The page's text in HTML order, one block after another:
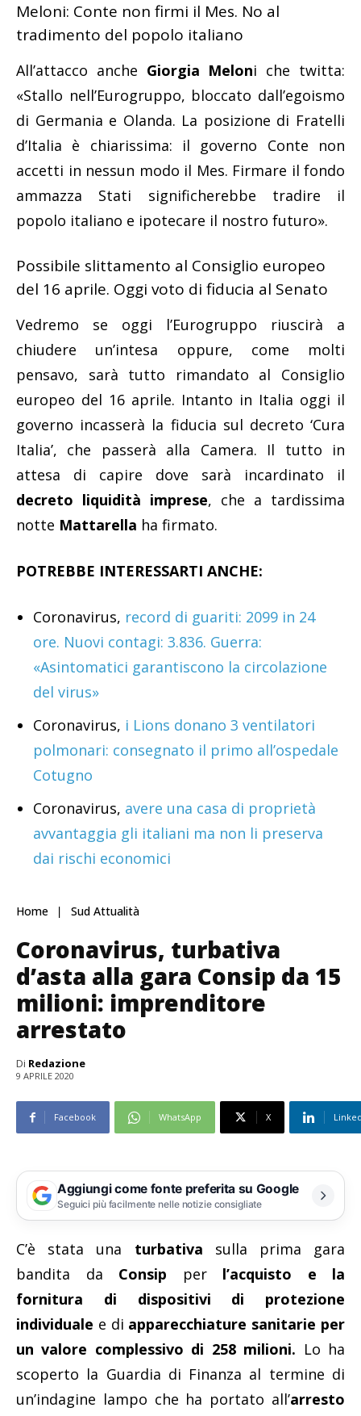
Meloni: Conte non firmi il Mes. No al
tradimento del popolo italiano
All’attacco anche Giorgia Meloni che twitta:
«Stallo nell’Eurogruppo, bloccato dall’egoismo
di Germania e Olanda. La posizione di Fratelli
d’Italia è chiarissima: il governo Conte non
accetti in nessun modo il Mes. Firmare il fondo
ammazza Stati significherebbe tradire il
popolo italiano e ipotecare il nostro futuro».
Possibile slittamento al Consiglio europeo
del 16 aprile. Oggi voto di fiducia al Senato
Vedremo se oggi l’Eurogruppo riuscirà a
chiudere un’intesa oppure, come molti
pensavo, sarà tutto rimandato al Consiglio
europeo del 16 aprile. Intanto in Italia oggi il
governo incasserà la fiducia sul decreto ‘Cura
Italia’, che passerà alla Camera. Il tutto in
attesa di capire dove sarà incardinato il
decreto liquidità imprese, che a tardissima
notte Mattarella ha firmato.
POTREBBE INTERESSARTI ANCHE:
Coronavirus, record di guariti: 2099 in 24
ore. Nuovi contagi: 3.836. Guerra:
«Asintomatici garantiscono la circolazione
del virus»
Coronavirus, i Lions donano 3 ventilatori
polmonari: consegnato il primo all’ospedale
Cotugno
Coronavirus, avere una casa di proprietà
avvantaggia gli italiani ma non li preserva
dai rischi economici
Home Sud Attualità
Coronavirus, turbativa
d’asta alla gara Consip da 15
milioni: imprenditore
arrestato
Di Redazione
9 APRILE 2020
Facebook WhatsApp X
Aggiungi come fonte preferita su Google
Seguici più facilmente nelle notizie consigliate
C’è stata una turbativa sulla prima gara
bandita da Consip per l’acquisto e la
fornitura di dispositivi di protezione
individuale e di apparecchiature sanitarie per
un valore complessivo di 258 milioni. Lo ha
scoperto la Guardia di Finanza al termine di
un’indagine lampo che ha portato all’arresto